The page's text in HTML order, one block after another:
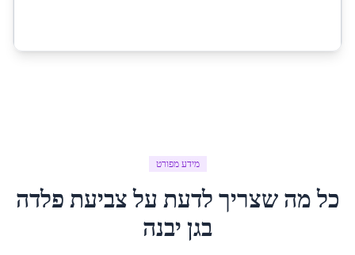
מידע מפורט
כל מה שצריך לדעת עלצביעת פלדה
בגן יבנה